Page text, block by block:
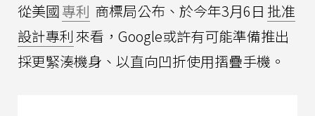
從美國專利 商標局公布、於今年3月6日 批准
設計專利來看，Google或許有可能準備推出
採更緊湊機身、以直向凹折使用摺疊手機。